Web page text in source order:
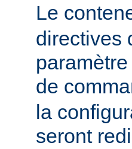
Le
directives
de
la
seront